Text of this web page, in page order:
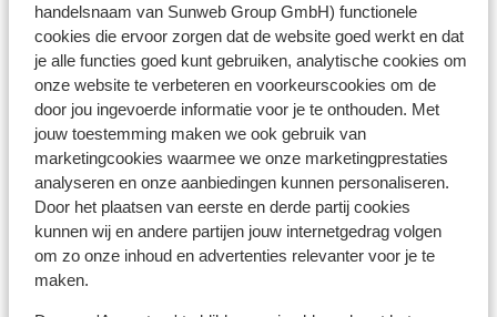
handelsnaam van Sunweb Group GmbH) functionele
cookies die ervoor zorgen dat de website goed werkt en dat
je alle functies goed kunt gebruiken, analytische cookies om
onze website te verbeteren en voorkeurscookies om de
door jou ingevoerde informatie voor je te onthouden. Met
jouw toestemming maken we ook gebruik van
marketingcookies waarmee we onze marketingprestaties
analyseren en onze aanbiedingen kunnen personaliseren.
Door het plaatsen van eerste en derde partij cookies
kunnen wij en andere partijen jouw internetgedrag volgen
om zo onze inhoud en advertenties relevanter voor je te
maken.
● Goed om te weten: er is bij Monte do Casarão
geen tussentijdse schoonmaak. De verplichte
eindschoonmaak (€ 60) moet ter plaatse worden
voldaan.
● Wi-Fi is tegen betaling verkrijgbaar.
Faciliteiten
Officiële classificatie: zonder classificatie
totaal aantal kamers / appartementen: 4
totaal aantal verdiepingen: 1